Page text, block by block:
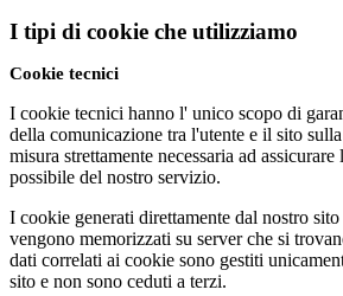
I tipi di cookie che utilizziamo
Cookie tecnici
I cookie tecnici hanno l' unico scopo di
della comunicazione tra l'utente e il sito
misura strettamente necessaria ad
possibile del nostro servizio.
I cookie generati direttamente dal nostro
vengono memorizzati su server che si
dati correlati ai cookie sono gestiti
sito e non sono ceduti a terzi.